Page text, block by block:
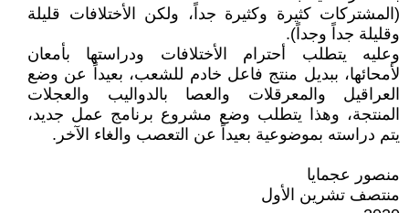
(المشتركات كثيرة وكثيرة جداً، ولكن الأختلافات قليلة
وقليلة جداً وجداً).
وعليه يتطلب أحترام الأختلافات ودراستها بأمعان
لأمحائها، ببديل منتج فاعل خادم للشعب، بعيداً عن وضع
العراقيل والمعرقلات والعصا بالدواليب والعجلات
المنتجة، وهذا يتطلب وضع مشروع برنامج عمل جديد،
يتم دراسته بموضوعية بعيداً عن التعصب والغاء الآخر.
منصور عجمايا
منتصف تشرين الأول